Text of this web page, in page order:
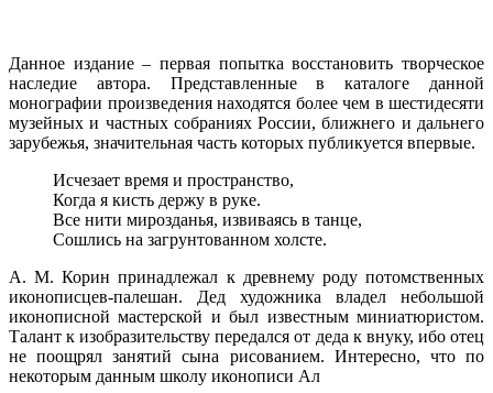
Данное издание – первая попытка восстановить творческое
наследие автора. Представленные в каталоге данной
монографии произведения находятся более чем в шестидесяти
музейных и частных собраниях России, ближнего и дальнего
зарубежья, значительная часть которых публикуется впервые.
Исчезает время и пространство,
Когда я кисть держу в руке.
Все нити мирозданья, извиваясь в танце,
Сошлись на загрунтованном холсте.
А. М. Корин принадлежал к древнему роду потомственных
иконописцев-палешан. Дед художника владел небольшой
иконописной мастерской и был известным миниатюристом.
Талант к изобразительству передался от деда к внуку, ибо отец
не поощрял занятий сына рисованием. Интересно, что по
некоторым данным школу иконописи Ал